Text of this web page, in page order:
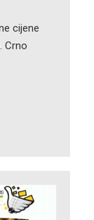
cijene
Crno